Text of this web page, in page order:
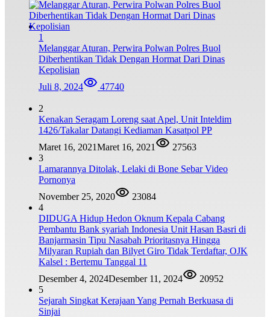
1
Melanggar Aturan, Perwira Polwan Polres Buol
Diberhentikan Tidak Dengan Hormat Dari Dinas
Kepolisian
Juli 8, 2024
47740
2
Kenakan Seragam Loreng saat Apel, Unit Inteldim
1426/Takalar Datangi Kediaman Kasatpol PP
Maret 16, 2021Maret 16, 2021
27563
3
Lamarannya Ditolak, Lelaki di Bone Sebar Video
Pornonya
November 25, 2020
23084
4
DIDUGA Hidup Hedon Oknum Kepala Cabang
Pembantu Bank syariah Indonesia Unit Hasan Basri di
Banjarmasin Tipu Nasabah Prioritasnya Hingga
Milyaran Rupiah dan Bilyet Giro Tidak Terdaftar, OJK
Kalsel : Bertemu Tanggal 11
Desember 4, 2024Desember 11, 2024
20952
5
Sejarah Singkat Kerajaan Yang Pernah Berkuasa di
Sinjai